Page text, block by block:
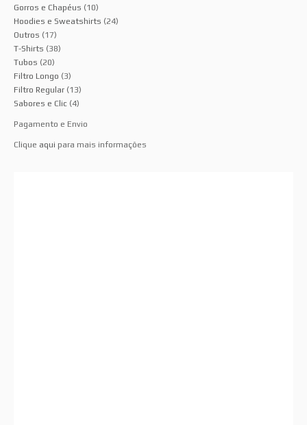
Gorros e Chapéus (10)
Hoodies e Sweatshirts (24)
Outros (17)
T-Shirts (38)
Tubos (20)
Filtro Longo (3)
Filtro Regular (13)
Sabores e Clic (4)
Pagamento e Envio
Clique aqui para mais informações